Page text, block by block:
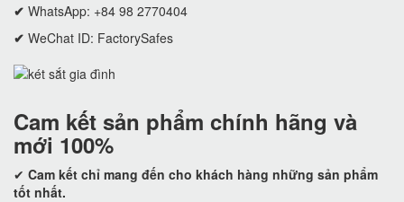
✔ WhatsApp: +84 98 2770404
✔ WeChat ID: FactorySafes
Cam kết sản phẩm chính hãng và
mới 100%
✔ Cam kết chỉ mang đến cho khách hàng những sản phẩm
tốt nhất.